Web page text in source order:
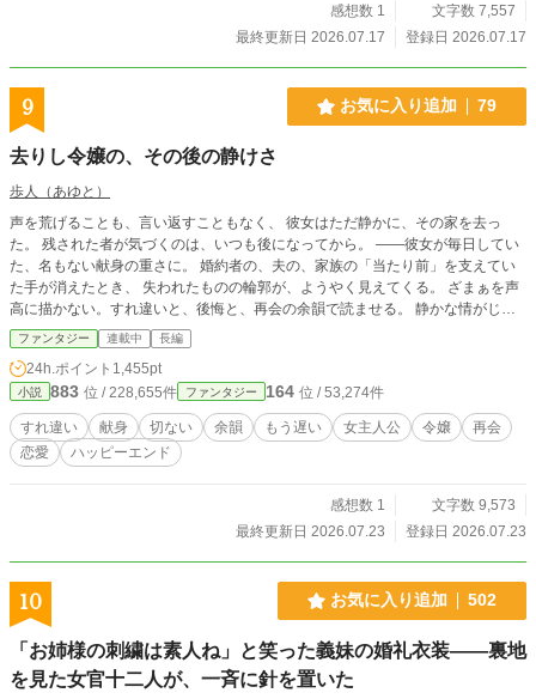
感想数 1
文字数 7,557
最終更新日 2026.07.17
登録日 2026.07.17
9 お気に入り追加 79
去りし令嬢の、その後の静けさ
歩人（あゆと）
声を荒げることも、言い返すこともなく、 彼女はただ静かに、その家を去っ
た。 残された者が気づくのは、いつも後になってから。 ——彼女が毎日してい
た、名もない献身の重さに。 婚約者の、夫の、家族の「当たり前」を支えてい
た手が消えたとき、 失われたものの輪郭が、ようやく見えてくる。 ざまぁを声
高に描かない。すれ違いと、後悔と、再会の余韻で読ませる。 静かな情がじん
わり効く、一話完結の短編集。 ※S01「捨てられ令嬢」のアルファポリス最適
化分割。 ※アルファ読者向け：関係性・感情の機微・余韻を最優先。
ファンタジー 連載中 長編
24h.ポイント 1,455pt
小説 883 位 / 228,655件 ファンタジー 164 位 / 53,274件
すれ違い 献身 切ない 余韻 もう遅い 女主人公 令嬢
再会
恋愛
ハッピーエンド
感想数 1
文字数 9,573
最終更新日 2026.07.23
登録日 2026.07.23
10 お気に入り追加 502
「お姉様の刺繍は素人ね」と笑った義妹の婚礼衣装——裏地
を見た女官十二人が、一斉に針を置いた